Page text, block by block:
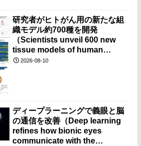
研究者がヒトがん用の新たな組
織モデル約700種を開発
（Scientists unveil 600 new
tissue models of human
cancer）
2026-08-10
ディープラーニングで義眼と脳
の通信を改善（Deep learning
refines how bionic eyes
communicate with the